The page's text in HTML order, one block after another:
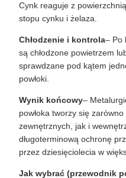
Cynk reaguje z
stopu cynku i żelaza.
Chłodzenie i kontrola– Po
są chłodzone powietrzem
sprawdzane pod kątem
powłoki.
Wynik końcowy–
powłoka tworzy się
zewnętrznych, jak i
długoterminową ochronę
przez dziesięciolecia w
Jak wybrać (przewodnik